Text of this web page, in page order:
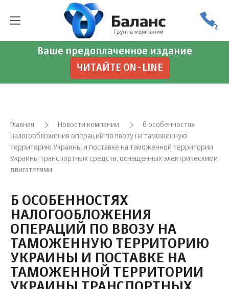
Ваше предоплаченное издание
ЧИТАЙТЕ ON-LINE
Главная Новости компании
б особенностях
налогообложения операций по ввозу на таможенную
территорию Украины и поставке на таможенной территории
Украины транспортных средств, оснащенных электрическими
двигателями
Б ОСОБЕННОСТЯХ
НАЛОГООБЛОЖЕНИЯ
ОПЕРАЦИЙ ПО ВВОЗУ НА
ТАМОЖЕННУЮ ТЕРРИТОРИЮ
УКРАИНЫ И ПОСТАВКЕ НА
ТАМОЖЕННОЙ ТЕРРИТОРИИ